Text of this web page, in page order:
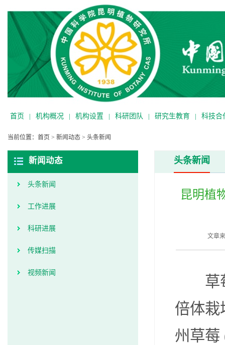
首页 | 机构概况 | 机构设置 | 科研团队 | 研究生教育 | 科技合
当前位置： 首页 > 新闻动态 > 头条新闻
新闻动态
头条新闻
工作进展
科研进展
传媒扫描
视频新闻
头条新闻
昆明植
文章
草
倍体栽
州草莓